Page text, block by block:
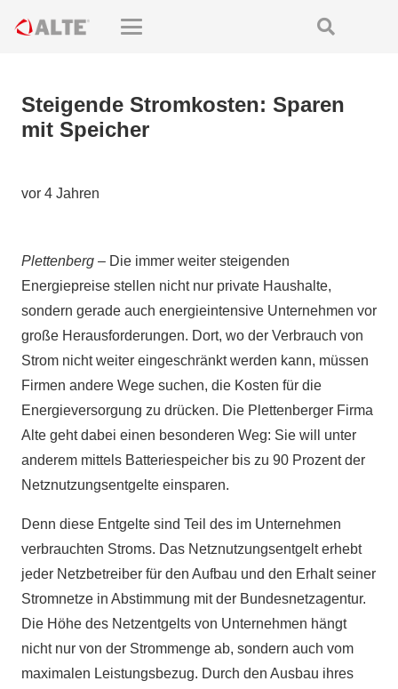
Steigende Stromkosten: Sparen
mit Speicher
vor 4 Jahren
Plettenberg – Die immer weiter steigenden
Energiepreise stellen nicht nur private Haushalte,
sondern gerade auch energieintensive Unternehmen vor
große Herausforderungen. Dort, wo der Verbrauch von
Strom nicht weiter eingeschränkt werden kann, müssen
Firmen andere Wege suchen, die Kosten für die
Energieversorgung zu drücken. Die Plettenberger Firma
Alte geht dabei einen besonderen Weg: Sie will unter
anderem mittels Batteriespeicher bis zu 90 Prozent der
Netznutzungsentgelte einsparen.
Denn diese Entgelte sind Teil des im Unternehmen
verbrauchten Stroms. Das Netznutzungsentgelt erhebt
jeder Netzbetreiber für den Aufbau und den Erhalt seiner
Stromnetze in Abstimmung mit der Bundesnetzagentur.
Die Höhe des Netzentgelts von Unternehmen hängt
nicht nur von der Strommenge ab, sondern auch vom
maximalen Leistungsbezug. Durch den Ausbau ihres